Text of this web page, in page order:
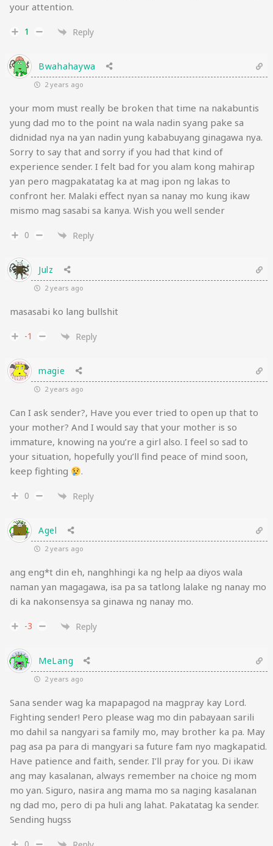
your attention.
1 Reply
Bwahahaywa
2 years ago
your mom must really be broken that time na nakabuntis
yung dad mo to the point na wala nadin syang pake sa
didnidad nya na yan nadin yung kababuyang ginagawa nya.
Sorry to say that and sorry if you had that kind of
experience sender. I felt bad for you alam kong mahirap
yan pero magpakatatag ka at mag ipon ng lakas to
confront her. Malaki effect nyan sa nanay mo kung ikaw
mismo mag sasabi sa kanya. Wish you well sender
0 Reply
Julz
2 years ago
masasabi ko lang bullshit
-1 Reply
magie
2 years ago
Can I ask sender?, Have you ever tried to open up that to
your mother? And I would say that your mother is so
immature, knowing na you’re a girl also. I feel so sad to
your situation, hopefully you’ll find peace of mind soon,
keep fighting
.
0 Reply
Agel
2 years ago
ang eng*t din eh, nanghhingi ka ng help aa diyos wala
naman yan magagawa, isa pa sa tatlong lalake ng nanay mo
di ka nakonsensya sa ginawa ng nanay mo.
-3 Reply
MeLang
2 years ago
Sana sender wag ka mapapagod na magpray kay Lord.
Fighting sender! Pero please wag mo din pabayaan sarili
mo dahil sa nangyari sa family mo, may brother ka pa. May
pag asa pa para di mangyari sa future fam nyo magkapatid.
Have patience and faith, sender. I’ll pray for you. Di ikaw
ang may kasalanan, always remember na choice ng mom
mo yan. Siguro, nasira ang mama mo sa naging kasalanan
ng dad mo, pero di pa huli ang lahat. Pakatatag ka sender.
Sending hugss